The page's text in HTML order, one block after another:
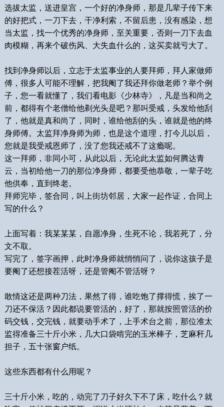
选拔太监，送进皇宫，一个好的净身师，那是几辈子传下来
的好把式，一刀下去，干净利索，不留后患，没有感染，想
当太监，找一个优秀的净身师，至关重要，否则一刀下去血
肉模糊，再来个破伤风、大失血什么的，这买卖就亏大了。
找到净身师以后，立志于太监事业的人要拜师，拜人家做师
傅，很多人可能不理解，把我阉了我还拜你做老师？举个例
子，您一看就懂了，我们看电影《少林寺》，凡是当和尚之
前，都得有个老僧给他剃光头是吧？那叫受戒，头发给他刮
了，他就是真和尚了，同时，谁给他刮的头，谁就是他的终
身师傅。太监拜净身师为师，也是这个道理，打今儿以后，
您就是我受戒恩师了，没了您我还戒不了这瘾呢。
这一拜师，非同小可，从此以后，无论此太监如何腾达青
云，当初给他一刀的那位净身师，都要受他恭敬，一辈子吃
他供奉，直到终老。
拜师完毕，签合同，叫上街坊邻居，大家一起作证，合同上
写的什么？
上面写着：我某某某，自愿净身，生死不论，我若死了，分
文不取。
写完了，签字画押，此时净身师就悄悄问了，说你这孩子是
要阉了还想接茬活呀，还是管阉不管活呀？
敢情这还是两种刀法，果然了得，谁吃饱了撑得慌，挨了一
刀还不保活？因此都说要管活的，好了，那就按照管活的价
码交钱，交完钱，就要动手术了，上手术台之前，那位准太
监得准备三十斤小米，几大口袋啃完的玉米棒子，芝麻秆几
担子，五十张窗户纸。
这些东西都有什么用呢？
三十斤小米，吃的，动完了刀子好久下不了床，吃什么？就